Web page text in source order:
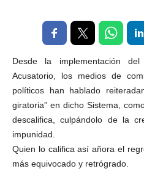
Desde la implementación
Acusatorio, los medios de
políticos han hablado
giratoria” en dicho Sistema,
descalifica, culpándolo de la
impunidad.
Quien lo califica así añora el
más equivocado y retrógrado.